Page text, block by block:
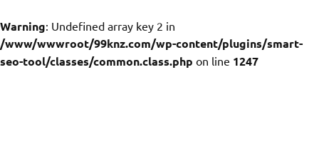
Warning: Undefined array key 2 in
/www/wwwroot/99knz.com/wp-content/plugins/smart-
seo-tool/classes/common.class.php on line 1247